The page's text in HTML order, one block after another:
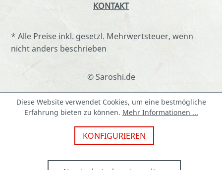
KONTAKT
* Alle Preise inkl. gesetzl. Mehrwertsteuer, wenn
nicht anders beschrieben
© Saroshi.de
Diese Website verwendet Cookies, um eine bestmögliche
Erfahrung bieten zu können. Mehr Informationen ...
KONFIGURIEREN